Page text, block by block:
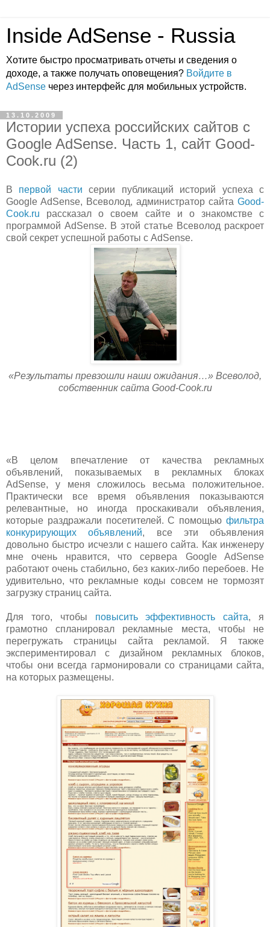
Inside AdSense - Russia
Хотите быстро просматривать отчеты и сведения о
доходе, а также получать оповещения? Войдите в
AdSense через интерфейс для мобильных устройств.
13.10.2009
Истории успеха российских сайтов с
Google AdSense. Часть 1, сайт Good-
Cook.ru (2)
В первой части серии публикаций историй успеха с
Google AdSense, Всеволод, администратор сайта Good-
Cook.ru рассказал о своем сайте и о знакомстве с
программой AdSense. В этой статье Всеволод раскроет
свой секрет успешной работы с AdSense.
«Результаты превзошли наши ожидания…» Всеволод,
собственник сайта Good-Cook.ru
«В целом впечатление от качества рекламных
объявлений, показываемых в рекламных блоках
AdSense, у меня сложилось весьма положительное.
Практически все время объявления показываются
релевантные, но иногда проскакивали объявления,
которые раздражали посетителей. С помощьюфильтра
конкурирующих объявлений, все эти объявления
довольно быстро исчезли с нашего сайта. Как инженеру
мне очень нравится, что сервера Google AdSense
работают очень стабильно, без каких-либо перебоев. Не
удивительно, что рекламные коды совсем не тормозят
загрузку страниц сайта.
Для того, чтобы повысить эффективность сайта, я
грамотно спланировал рекламные места, чтобы не
перегружать страницы сайта рекламой. Я также
экспериментировал с дизайном рекламных блоков,
чтобы они всегда гармонировали со страницами сайта,
на которых размещены.